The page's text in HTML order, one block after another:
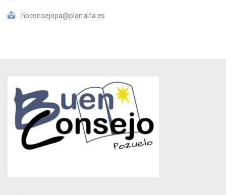
hbconsejopa@planalfa.es